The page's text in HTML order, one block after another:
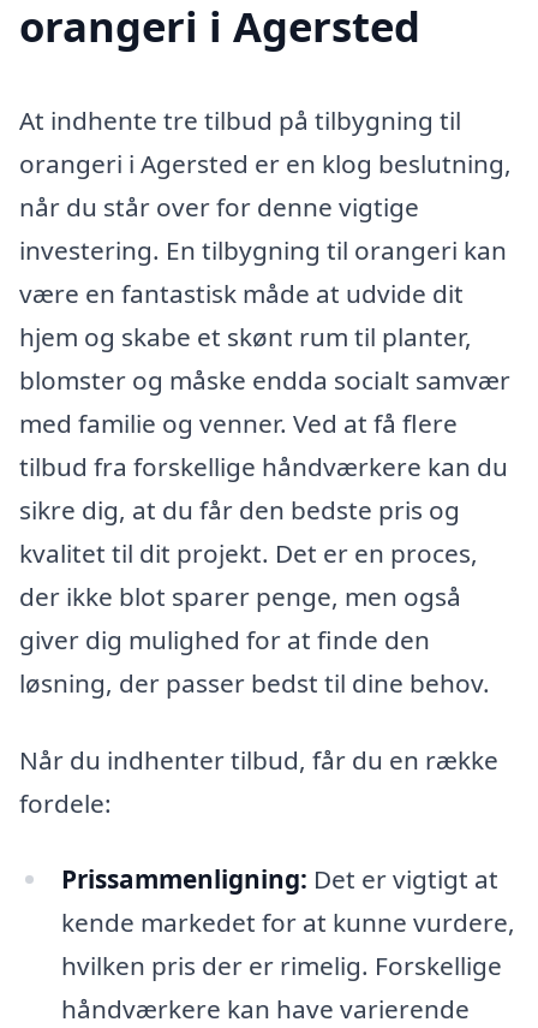
orangeri i Agersted
At indhente tre tilbud på tilbygning til
orangeri i Agersted er en klog beslutning,
når du står over for denne vigtige
investering. En tilbygning til orangeri kan
være en fantastisk måde at udvide dit
hjem og skabe et skønt rum til planter,
blomster og måske endda socialt samvær
med familie og venner. Ved at få flere
tilbud fra forskellige håndværkere kan du
sikre dig, at du får den bedste pris og
kvalitet til dit projekt. Det er en proces,
der ikke blot sparer penge, men også
giver dig mulighed for at finde den
løsning, der passer bedst til dine behov.
Når du indhenter tilbud, får du en række
fordele:
Prissammenligning: Det er vigtigt at
kende markedet for at kunne vurdere,
hvilken pris der er rimelig. Forskellige
håndværkere kan have varierende